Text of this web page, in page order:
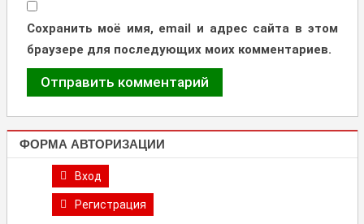
Сохранить моё имя, email и адрес сайта в этом
браузере для последующих моих комментариев.
ФОРМА АВТОРИЗАЦИИ
Вход
Регистрация